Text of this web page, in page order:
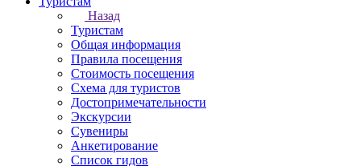
Назад
Туристам
Общая информация
Правила посещения
Стоимость посещения
Схема для туристов
Достопримечательности
Экскурсии
Сувениры
Анкетирование
Список гидов